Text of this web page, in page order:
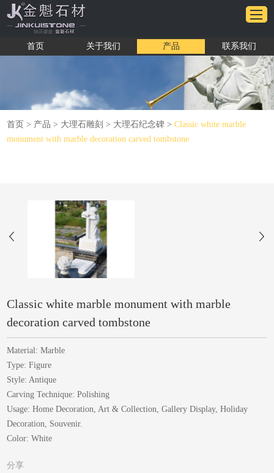
首页 关于我们 产品 联系我们
首页 > 产品 > 大理石雕刻 > 大理石纪念碑 >Classic white marble
monument with marble decoration carved tombstone
Classic white marble monument with marble
decoration carved tombstone
Material: Marble
Type: Figure
Style: Antique
Carving Technique: Polishing
Usage: Home Decoration, Art & Collection, Gallery Display, Holiday
Decoration, Souvenir.
Color: White
分享